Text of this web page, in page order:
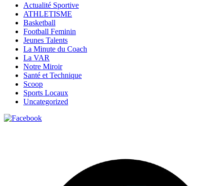
Actualité Sportive
ATHLETISME
Basketball
Football Feminin
Jeunes Talents
La Minute du Coach
La VAR
Notre Miroir
Santé et Technique
Scoop
Sports Locaux
Uncategorized